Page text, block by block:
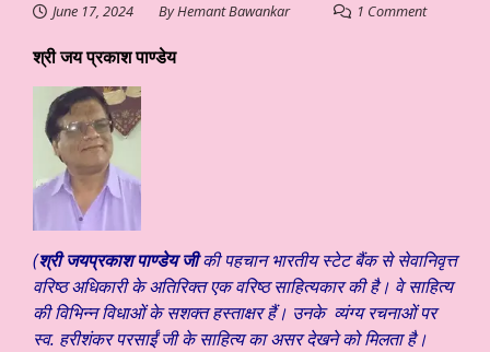
June 17, 2024 ByHemant Bawankar 1 Comment
श्री जय प्रकाश पाण्डेय
(श्री जयप्रकाश पाण्डेय जीकी पहचान भारतीय स्टेट बैंक से सेवानिवृत्त
वरिष्ठ अधिकारी के अतिरिक्त एक वरिष्ठ साहित्यकार की है। वे साहित्य
की विभिन्न विधाओं के सशक्त हस्ताक्षर हैं। उनके व्यंग्य रचनाओं पर
स्व. हरीशंकर परसाईं जी के साहित्य का असर देखने को मिलता है।